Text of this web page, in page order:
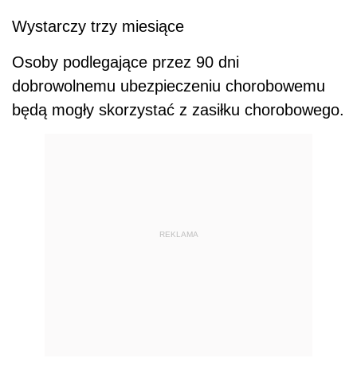
Wystarczy trzy miesiące
Osoby podlegające przez 90 dni
dobrowolnemu ubezpieczeniu chorobowemu
będą mogły skorzystać z zasiłku chorobowego.
REKLAMA